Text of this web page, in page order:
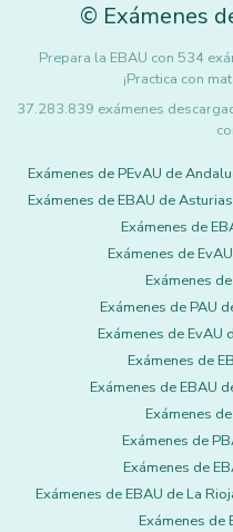
© Exámenes
Prepara la EBAU con 534
¡Practica con
37.283.839 exámenes
Exámenes de PEvAU de
Exámenes de EBAU de Asturias
Exámenes de
Exámenes de
Exámenes
Exámenes de PAU
Exámenes de EvAU
Exámenes de
Exámenes de EBAU
Exámenes
Exámenes de
Exámenes de
Exámenes de EBAU de La
Exámenes de